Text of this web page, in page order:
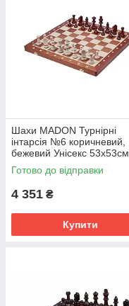
Шахи MADON Турнірні
інтарсія №6 коричневий,
бежевий Унісекс 53х53см
MD96
Готово до відправки
4 351 ₴
Купити